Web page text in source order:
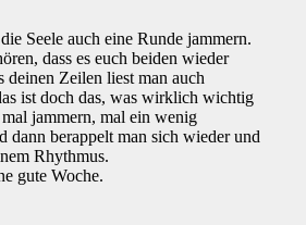
Seele auch eine Runde jammern.
dass es euch beiden wieder
deinen Zeilen liest man auch
ist doch das, was wirklich wichtig
jammern, mal ein wenig
dann berappelt man sich wieder und
Rhythmus.
gute Woche.